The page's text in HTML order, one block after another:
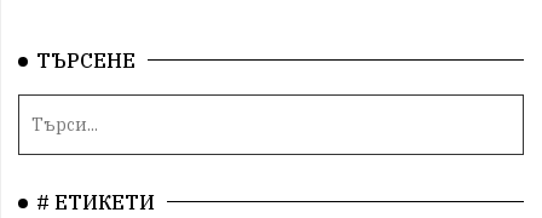
ТЪРСЕНЕ
# ЕТИКЕТИ